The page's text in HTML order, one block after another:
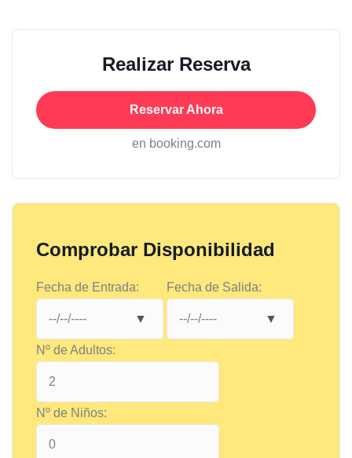
Realizar Reserva
Reservar Ahora
en booking.com
Comprobar Disponibilidad
Fecha de Entrada: Fecha de Salida:
Nº de Adultos:
Nº de Niños: